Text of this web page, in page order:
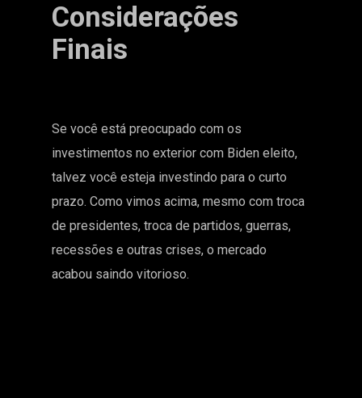
Considerações
Finais
Se você está preocupado com os
investimentos no exterior com Biden eleito,
talvez você esteja investindo para o curto
prazo. Como vimos acima, mesmo com troca
de presidentes, troca de partidos, guerras,
recessões e outras crises, o mercado
acabou saindo vitorioso.